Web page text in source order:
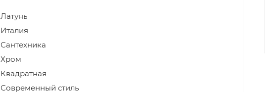
Латунь
Италия
Сантехника
Хром
Квадратная
Современный стиль